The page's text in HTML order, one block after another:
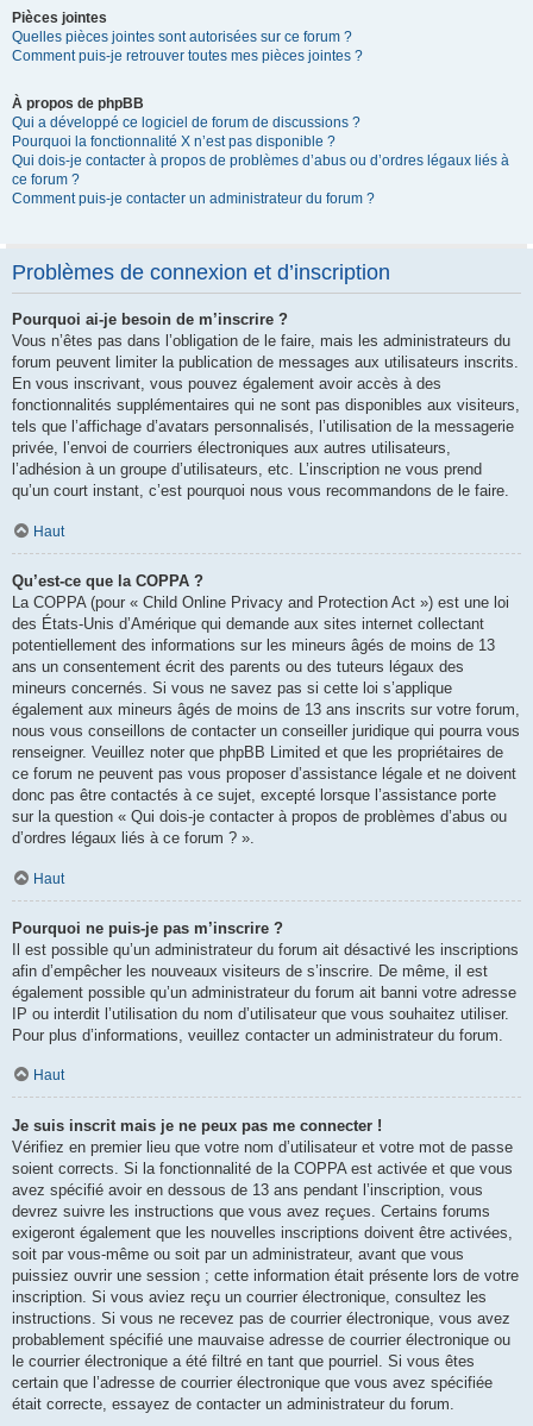
Pièces jointes
Quelles pièces jointes sont autorisées sur ce forum ?
Comment puis-je retrouver toutes mes pièces jointes ?
À propos de phpBB
Qui a développé ce logiciel de forum de discussions ?
Pourquoi la fonctionnalité X n’est pas disponible ?
Qui dois-je contacter à propos de problèmes d’abus ou d’ordres légaux liés à
ce forum ?
Comment puis-je contacter un administrateur du forum ?
Problèmes de connexion et d’inscription
Pourquoi ai-je besoin de m’inscrire ?
Vous n’êtes pas dans l’obligation de le faire, mais les administrateurs du
forum peuvent limiter la publication de messages aux utilisateurs inscrits.
En vous inscrivant, vous pouvez également avoir accès à des
fonctionnalités supplémentaires qui ne sont pas disponibles aux visiteurs,
tels que l’affichage d’avatars personnalisés, l’utilisation de la messagerie
privée, l’envoi de courriers électroniques aux autres utilisateurs,
l’adhésion à un groupe d’utilisateurs, etc. L’inscription ne vous prend
qu’un court instant, c’est pourquoi nous vous recommandons de le faire.
Haut
Qu’est-ce que la COPPA ?
La COPPA (pour « Child Online Privacy and Protection Act ») est une loi
des États-Unis d’Amérique qui demande aux sites internet collectant
potentiellement des informations sur les mineurs âgés de moins de 13
ans un consentement écrit des parents ou des tuteurs légaux des
mineurs concernés. Si vous ne savez pas si cette loi s’applique
également aux mineurs âgés de moins de 13 ans inscrits sur votre forum,
nous vous conseillons de contacter un conseiller juridique qui pourra vous
renseigner. Veuillez noter que phpBB Limited et que les propriétaires de
ce forum ne peuvent pas vous proposer d’assistance légale et ne doivent
donc pas être contactés à ce sujet, excepté lorsque l’assistance porte
sur la question « Qui dois-je contacter à propos de problèmes d’abus ou
d’ordres légaux liés à ce forum ? ».
Haut
Pourquoi ne puis-je pas m’inscrire ?
Il est possible qu’un administrateur du forum ait désactivé les inscriptions
afin d’empêcher les nouveaux visiteurs de s’inscrire. De même, il est
également possible qu’un administrateur du forum ait banni votre adresse
IP ou interdit l’utilisation du nom d’utilisateur que vous souhaitez utiliser.
Pour plus d’informations, veuillez contacter un administrateur du forum.
Haut
Je suis inscrit mais je ne peux pas me connecter !
Vérifiez en premier lieu que votre nom d’utilisateur et votre mot de passe
soient corrects. Si la fonctionnalité de la COPPA est activée et que vous
avez spécifié avoir en dessous de 13 ans pendant l’inscription, vous
devrez suivre les instructions que vous avez reçues. Certains forums
exigeront également que les nouvelles inscriptions doivent être activées,
soit par vous-même ou soit par un administrateur, avant que vous
puissiez ouvrir une session ; cette information était présente lors de votre
inscription. Si vous aviez reçu un courrier électronique, consultez les
instructions. Si vous ne recevez pas de courrier électronique, vous avez
probablement spécifié une mauvaise adresse de courrier électronique ou
le courrier électronique a été filtré en tant que pourriel. Si vous êtes
certain que l’adresse de courrier électronique que vous avez spécifiée
était correcte, essayez de contacter un administrateur du forum.